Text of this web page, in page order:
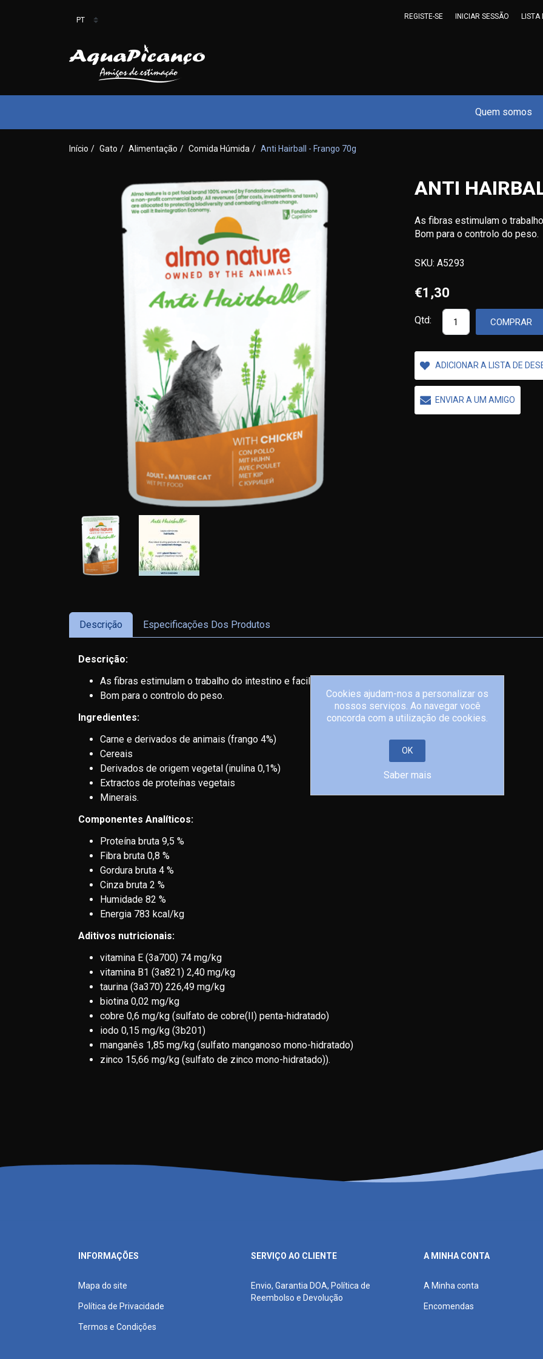
REGISTE-SE INICIAR SESSÃO LISTA
Quem somos
Início / Gato / Alimentação / Comida Húmida / Anti Hairball - Frango 70g
ANTI
As fibras estimulam o
Bom para o controlo do peso.
SKU: A5293
€1,30
Qtd: COMPRAR
ADICIONAR A LISTA DE
ENVIAR A UM AMIGO
Descrição Especificações Dos Produtos
Descrição:
As fibras estimulam o trabalho do intestino e facilitam as funções digestivas.
Bom para o controlo do peso.
Ingredientes:
Carne e derivados de animais (frango 4%)
Cereais
Derivados de origem vegetal (inulina 0,1%)
Extractos de proteínas vegetais
Minerais.
Componentes Analíticos:
Proteína bruta 9,5 %
Fibra bruta 0,8 %
Gordura bruta 4 %
Cinza bruta 2 %
Humidade 82 %
Energia 783 kcal/kg
Aditivos nutricionais:
vitamina E (3a700) 74 mg/kg
vitamina B1 (3a821) 2,40 mg/kg
taurina (3a370) 226,49 mg/kg
biotina 0,02 mg/kg
cobre 0,6 mg/kg (sulfato de cobre(II) penta-hidratado)
iodo 0,15 mg/kg (3b201)
manganês 1,85 mg/kg (sulfato manganoso mono-hidratado)
zinco 15,66 mg/kg (sulfato de zinco mono-hidratado)).
INFORMAÇÕES
Mapa do site
Política de Privacidade
Termos e Condições
SERVIÇO AO CLIENTE
Envio, Garantia DOA, Política de
Reembolso e Devolução
A MINHA CONTA
A Minha conta
Encomendas
Cookies ajudam-nos a personalizar os
nossos serviços. Ao navegar você
concorda com a utilização de cookies.
OK
Saber mais